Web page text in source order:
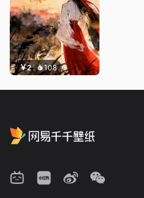
￥2 108